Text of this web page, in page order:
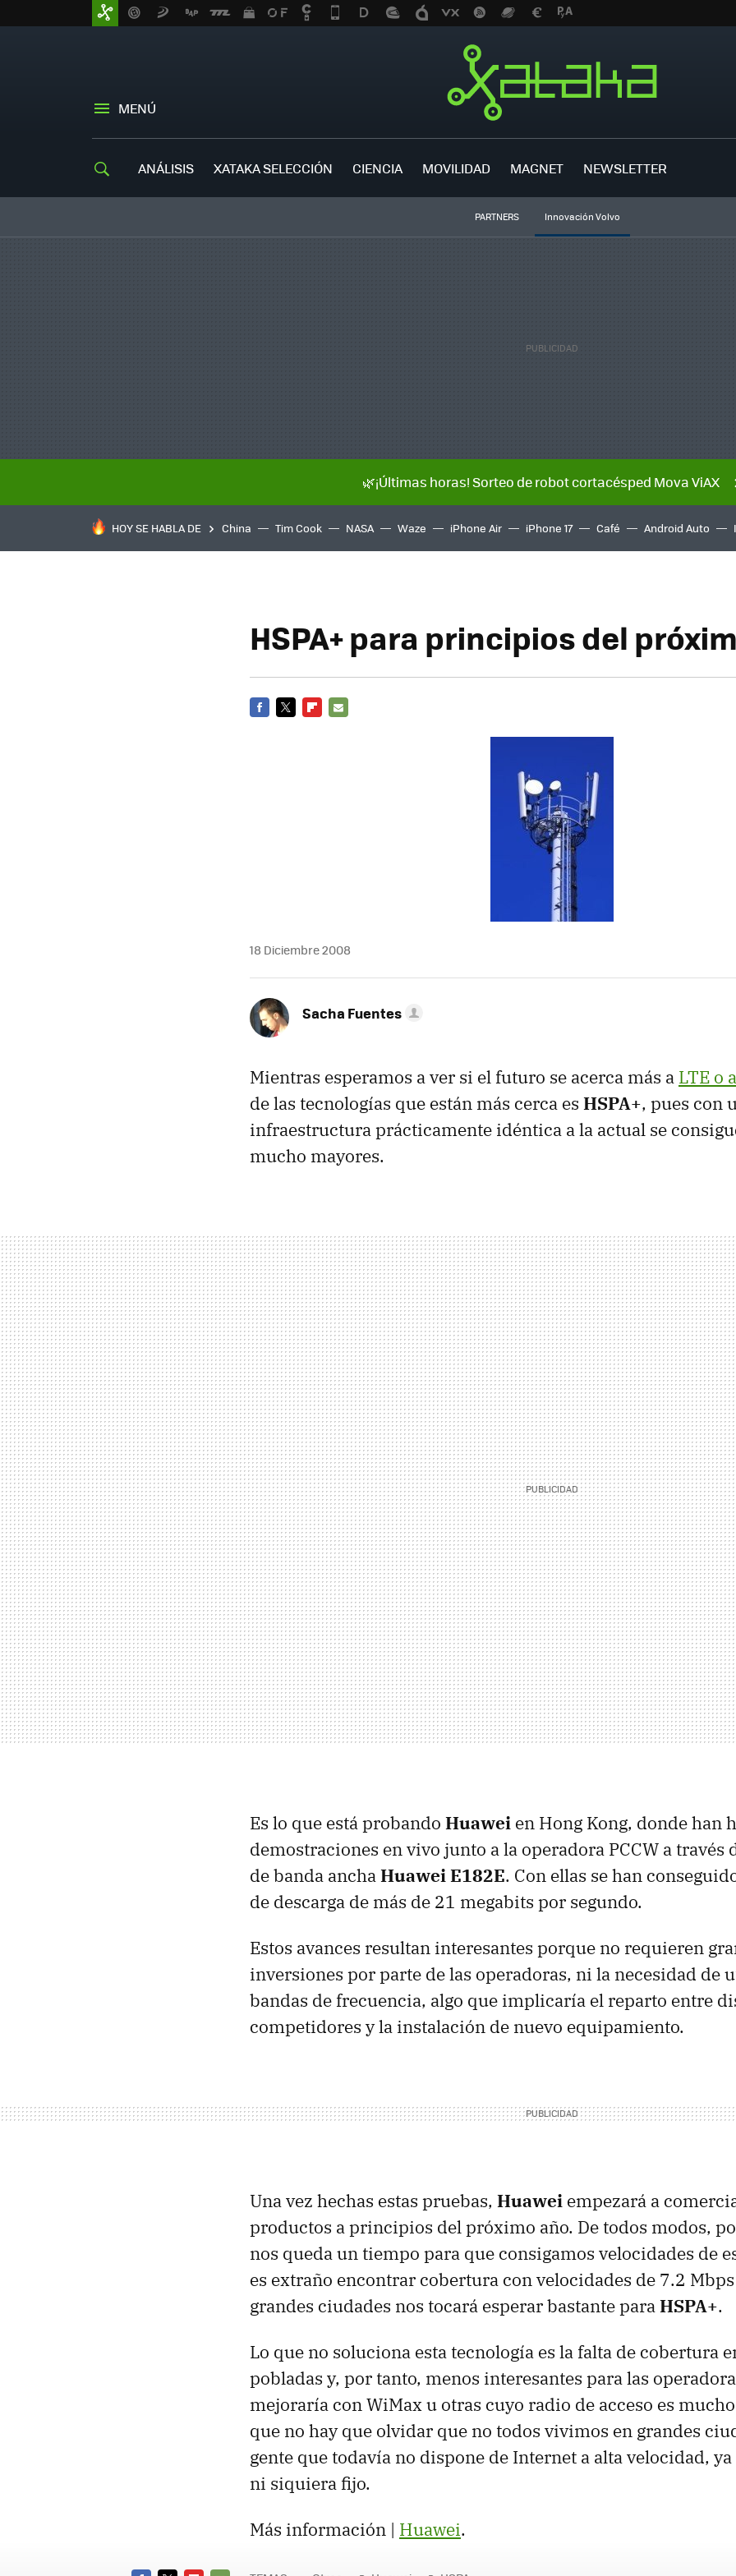
MENÚ
ANÁLISIS XATAKA SELECCIÓN CIENCIA MOVILIDAD MAGNET NEWSLETTER
PARTNERS Innovación Volvo
🌿¡Últimas horas! Sorteo de robot cortacésped Mova ViAX
HOY SE HABLA DE China Tim Cook NASA Waze iPhone Air iPhone 17 Café Android Auto
HSPA+ para principios del
18 Diciembre 2008
Sacha Fuentes
Mientras esperamos a ver si el futuro se acerca más a LTE o
de las tecnologías que están más cerca es HSPA+, pues con
infraestructura prácticamente idéntica a la actual se
mucho mayores.
Es lo que está probando Huawei en Hong Kong, donde han
demostraciones en vivo junto a la operadora PCCW a través
de banda anchaHuawei E182E. Con ellas se han
de descarga de más de 21 megabits por segundo.
Estos avances resultan interesantes porque no requieren
inversiones por parte de las operadoras, ni la necesidad de
bandas de frecuencia, algo que implicaría el reparto entre
competidores y la instalación de nuevo equipamiento.
Una vez hechas estas pruebas, Huawei empezará a
productos a principios del próximo año. De todos modos,
nos queda un tiempo para que consigamos velocidades de
es extraño encontrar cobertura con velocidades de 7.2
grandes ciudades nos tocará esperar bastante paraHSPA+.
Lo que no soluciona esta tecnología es la falta de cobertura
pobladas y, por tanto, menos interesantes para las
mejoraría con WiMax u otras cuyo radio de acceso es
que no hay que olvidar que no todos vivimos en grandes
gente que todavía no dispone de Internet a alta velocidad,
ni siquiera fijo.
Más información | Huawei.